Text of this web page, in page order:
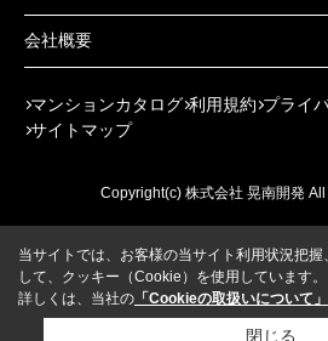
会社概要
マンションカタログ 利用規約 プライ
サイトマップ
Copyright(c) 株式会社 晃南開発
当サイトでは、お客様の当サイト利用状況把
して、クッキー（Cookie）を使用しています。
詳しくは、当社の 「Cookieの取扱いについて」
閉じる